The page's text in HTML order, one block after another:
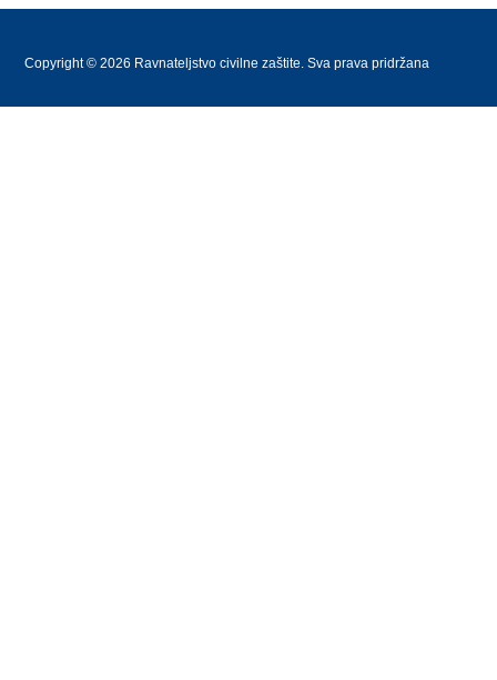
Copyright © 2026 Ravnateljstvo civilne zaštite. Sva prava pridržana